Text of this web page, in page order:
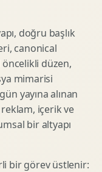
doğru başlık
canonical
düzen,
mimarisi
yayına alınan
içerik ve
bir altyapı
bir görev üstlenir: